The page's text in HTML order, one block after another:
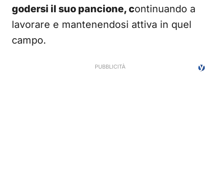
godersi il suo pancione, continuando a
lavorare e mantenendosi attiva in quel
campo.